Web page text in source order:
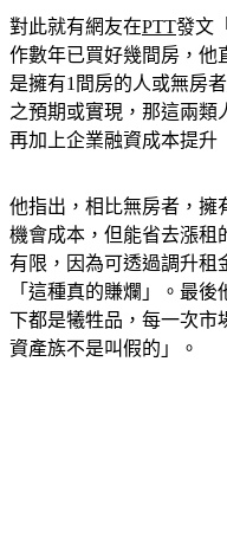
對此就有網友在PTT發文
作數年已買好幾間房，他
是擁有1間房的人或無房
之預期或實現，那這兩類
他指出，相比無房者，擁
機會成本，但能省去漲租
有限，因為可透過調升
「這種真的賺爛」。最後
下都是犧牲品，每一次市